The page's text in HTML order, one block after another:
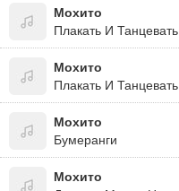
Мохито
Плакать И Танцевать
Мохито
Плакать И Танцевать
Мохито
Бумеранги
Мохито